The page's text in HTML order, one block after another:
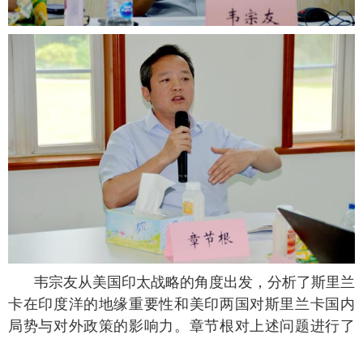
韦宗友从美国印太战略的角度出发，分析了斯里兰
卡在印度洋的地缘重要性和美印两国对斯里兰卡国内
局势与对外政策的影响力。章节根对上述问题进行了